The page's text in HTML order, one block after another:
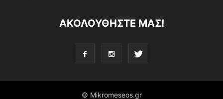
ΑΚΟΛΟΥΘΗΣΤΕ ΜΑΣ!
© Mikromeseos.gr